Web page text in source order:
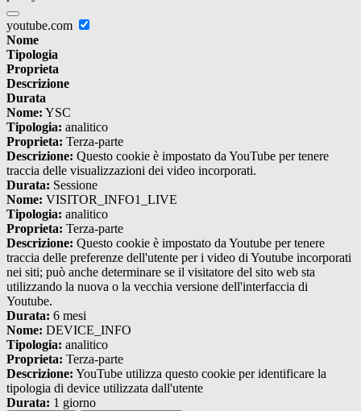
youtube.com
Nome
Tipologia
Proprieta
Descrizione
Durata
Nome: YSC
Tipologia: analitico
Proprieta: Terza-parte
Descrizione: Questo cookie è impostato da YouTube per tenere
traccia delle visualizzazioni dei video incorporati.
Durata: Sessione
Nome: VISITOR_INFO1_LIVE
Tipologia: analitico
Proprieta: Terza-parte
Descrizione: Questo cookie è impostato da Youtube per tenere
traccia delle preferenze dell'utente per i video di Youtube incorporati
nei siti; può anche determinare se il visitatore del sito web sta
utilizzando la nuova o la vecchia versione dell'interfaccia di
Youtube.
Durata: 6 mesi
Nome: DEVICE_INFO
Tipologia: analitico
Proprieta: Terza-parte
Descrizione: YouTube utilizza questo cookie per identificare la
tipologia di device utilizzata dall'utente
Durata: 1 giorno